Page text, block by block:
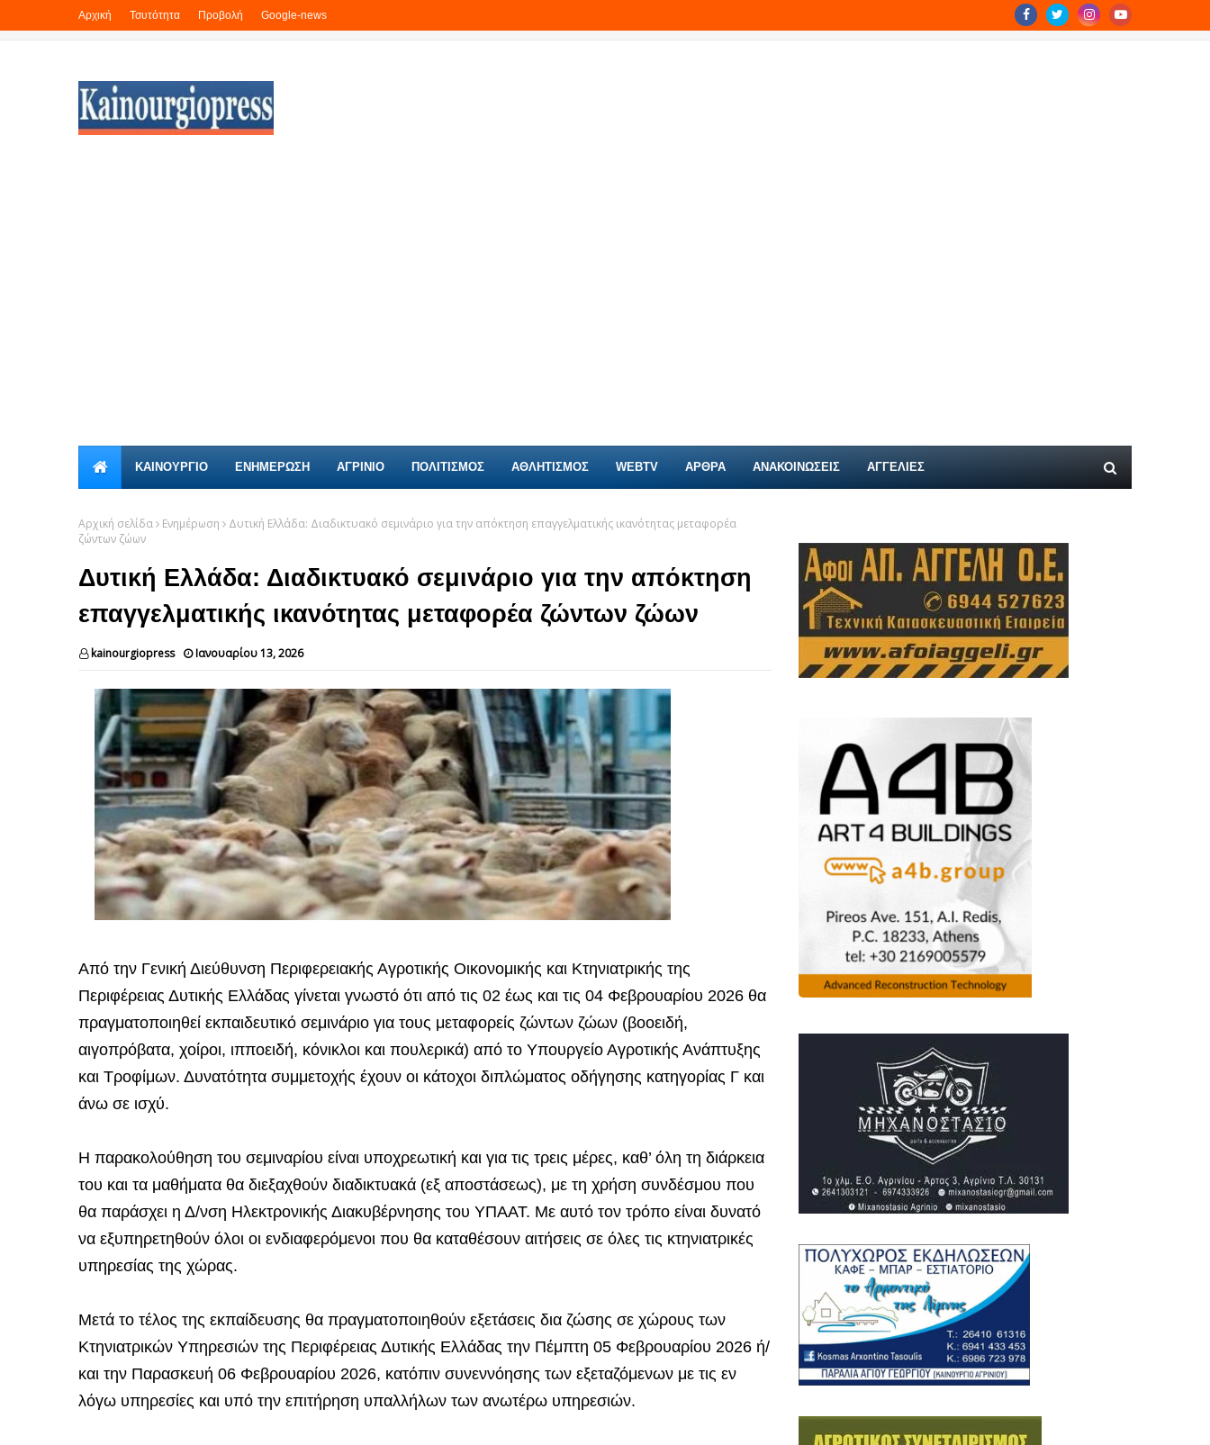
Αρχική Τσυτότητα Προβολή Google-news
ΚΑΙΝΟΎΡΓΙΟ ΕΝΗΜΕΡΩΣΗ ΑΓΡΙΝΙΟ ΠΟΛΙΤΙΣΜΟΣ ΑΘΛΗΤΙΣΜΟΣ WEBTV ΑΡΘΡΑ ΑΝΑΚΟΙΝΩΣΕΙΣ ΑΓΓΕΛΊΕΣ
Αρχική σελίδα Ενημέρωση
Δυτική Ελλάδα: Διαδικτυακό σεμινάριο για την απόκτηση επαγγελματικής ικανότητας μεταφορέα
ζώντων ζώων
Δυτική Ελλάδα: Διαδικτυακό σεμινάριο για την απόκτηση
επαγγελματικής ικανότητας μεταφορέα ζώντων ζώων
kainourgiopress Ιανουαρίου 13, 2026
Από την Γενική Διεύθυνση Περιφερειακής Αγροτικής Οικονομικής και Κτηνιατρικής της
Περιφέρειας Δυτικής Ελλάδας γίνεται γνωστό ότι από τις 02 έως και τις 04 Φεβρουαρίου 2026 θα
πραγματοποιηθεί εκπαιδευτικό σεμινάριο για τους μεταφορείς ζώντων ζώων (βοοειδή,
αιγοπρόβατα, χοίροι, ιπποειδή, κόνικλοι και πουλερικά) από το Υπουργείο Αγροτικής Ανάπτυξης
και Τροφίμων. Δυνατότητα συμμετοχής έχουν οι κάτοχοι διπλώματος οδήγησης κατηγορίας Γ και
άνω σε ισχύ.
Η παρακολούθηση του σεμιναρίου είναι υποχρεωτική και για τις τρεις μέρες, καθ’ όλη τη διάρκεια
του και τα μαθήματα θα διεξαχθούν διαδικτυακά (εξ αποστάσεως), με τη χρήση συνδέσμου που
θα παράσχει η Δ/νση Ηλεκτρονικής Διακυβέρνησης του ΥΠΑΑΤ. Με αυτό τον τρόπο είναι δυνατό
να εξυπηρετηθούν όλοι οι ενδιαφερόμενοι που θα καταθέσουν αιτήσεις σε όλες τις κτηνιατρικές
υπηρεσίας της χώρας.
Μετά το τέλος της εκπαίδευσης θα πραγματοποιηθούν εξετάσεις δια ζώσης σε χώρους των
Κτηνιατρικών Υπηρεσιών της Περιφέρειας Δυτικής Ελλάδας την Πέμπτη 05 Φεβρουαρίου 2026 ή/
και την Παρασκευή 06 Φεβρουαρίου 2026, κατόπιν συνεννόησης των εξεταζόμενων με τις εν
λόγω υπηρεσίες και υπό την επιτήρηση υπαλλήλων των ανωτέρω υπηρεσιών.